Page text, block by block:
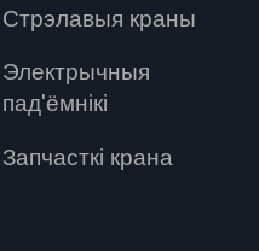
Стрэлавыя краны
Электрычныя
пад'ёмнікі
Запчасткі крана